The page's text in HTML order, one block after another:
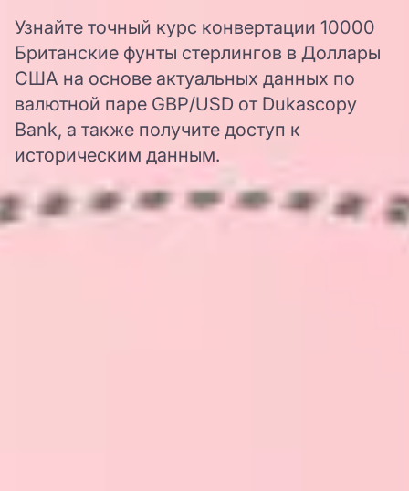
Узнайте точный курс конвертации 10000
Британские фунты стерлингов в Доллары
США на основе актуальных данных по
валютной паре GBP/USD от Dukascopy
Bank, а также получите доступ к
историческим данным.